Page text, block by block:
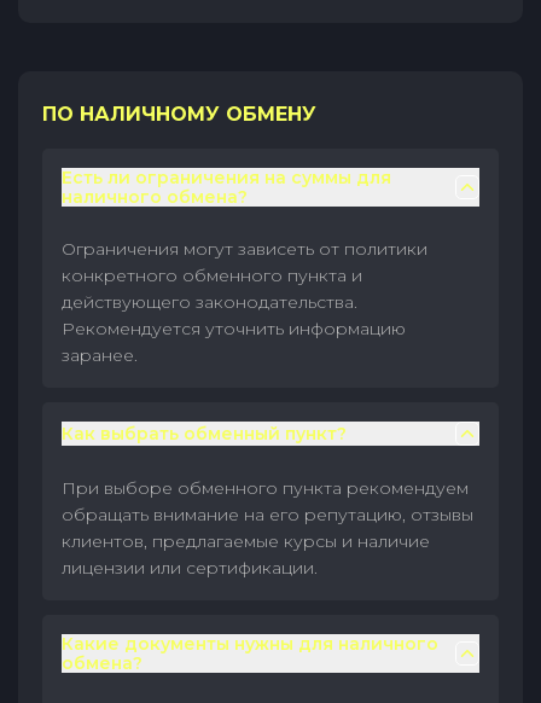
ПО НАЛИЧНОМУ ОБМЕНУ
Есть ли ограничения на суммы для
наличного обмена?
Ограничения могут зависеть от политики
конкретного обменного пункта и
действующего законодательства.
Рекомендуется уточнить информацию
заранее.
Как выбрать обменный пункт?
При выборе обменного пункта рекомендуем
обращать внимание на его репутацию, отзывы
клиентов, предлагаемые курсы и наличие
лицензии или сертификации.
Какие документы нужны для наличного
обмена?